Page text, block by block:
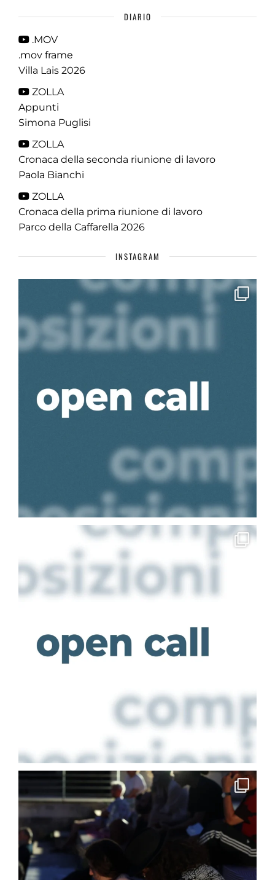
DIARIO
.MOV
.mov frame
Villa Lais 2026
ZOLLA
Appunti
Simona Puglisi
ZOLLA
Cronaca della seconda riunione di lavoro
Paola Bianchi
ZOLLA
Cronaca della prima riunione di lavoro
Parco della Caffarella 2026
INSTAGRAM